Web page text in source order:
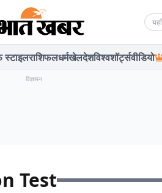
स्टाइलराशिफलधर्मखेलदेशविश्वशॉर्ट्सवीडियो
विज्ञापन
Test